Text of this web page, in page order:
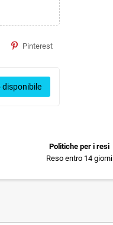
Pinterest
disponibile
Politiche per i resi
Reso entro 14 giorni